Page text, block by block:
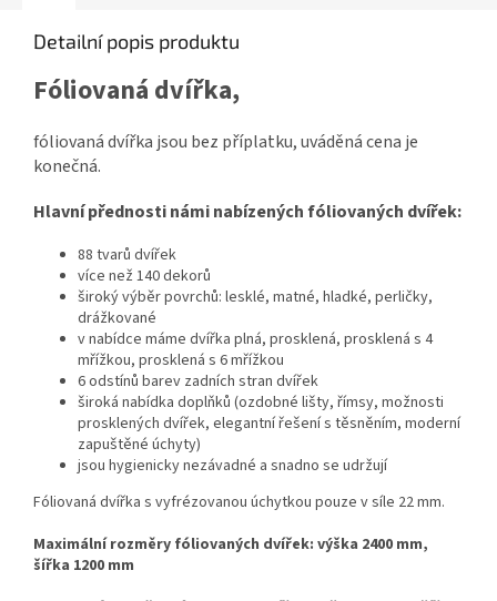
Detailní popis produktu
Fóliovaná dvířka,
fóliovaná dvířka jsou bez příplatku, uváděná cena je
konečná.
Hlavní přednosti námi nabízených fóliovaných dvířek:
88 tvarů dvířek
více než 140 dekorů
široký výběr povrchů: lesklé, matné, hladké, perličky,
drážkované
v nabídce máme dvířka plná, prosklená, prosklená s 4
mřížkou, prosklená s 6 mřížkou
6 odstínů barev zadních stran dvířek
široká nabídka doplňků (ozdobné lišty, římsy, možnosti
prosklených dvířek, elegantní řešení s těsněním, moderní
zapuštěné úchyty)
jsou hygienicky nezávadné a snadno se udržují
Fóliovaná dvířka s vyfrézovanou úchytkou pouze v síle 22 mm.
Maximální rozměry fóliovaných dvířek: výška 2400 mm,
šířka 1200 mm